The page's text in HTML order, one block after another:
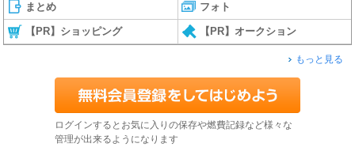
まとめ フォト
【PR】ショッピング 【PR】オークション
もっと見る
ログインするとお気に入りの保存や燃費記録など様々な
管理が出来るようになります